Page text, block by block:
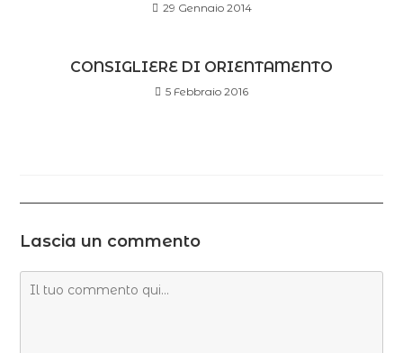
29 Gennaio 2014
CONSIGLIERE DI ORIENTAMENTO
5 Febbraio 2016
Lascia un commento